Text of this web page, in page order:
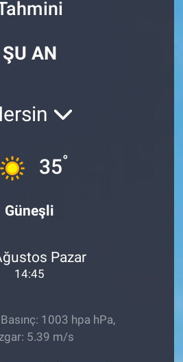
ŞU AN
35°
Güneşli
Pazar
14:45
1003 hpa hPa,
5.39 m/s